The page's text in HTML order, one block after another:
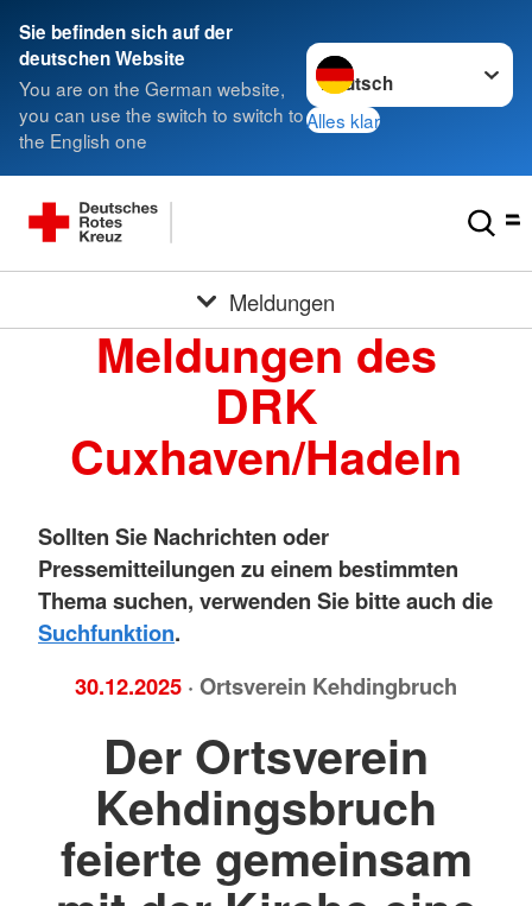
Sie befinden sich auf der
deutschen Website
You are on the German website,
you can use the switch to switch to
the English one
Sprache wechseln zu
Alles klar
Meldungen
Meldungen des
DRK
Cuxhaven/Hadeln
Sollten Sie Nachrichten oder
Pressemitteilungen zu einem bestimmten
Thema suchen, verwenden Sie bitte auch die
Suchfunktion.
30.12.2025 · Ortsverein Kehdingbruch
Der Ortsverein
Kehdingsbruch
feierte gemeinsam